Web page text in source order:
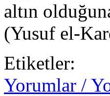
altın
(Yusuf el-
Etiketler:
Yorumlar /